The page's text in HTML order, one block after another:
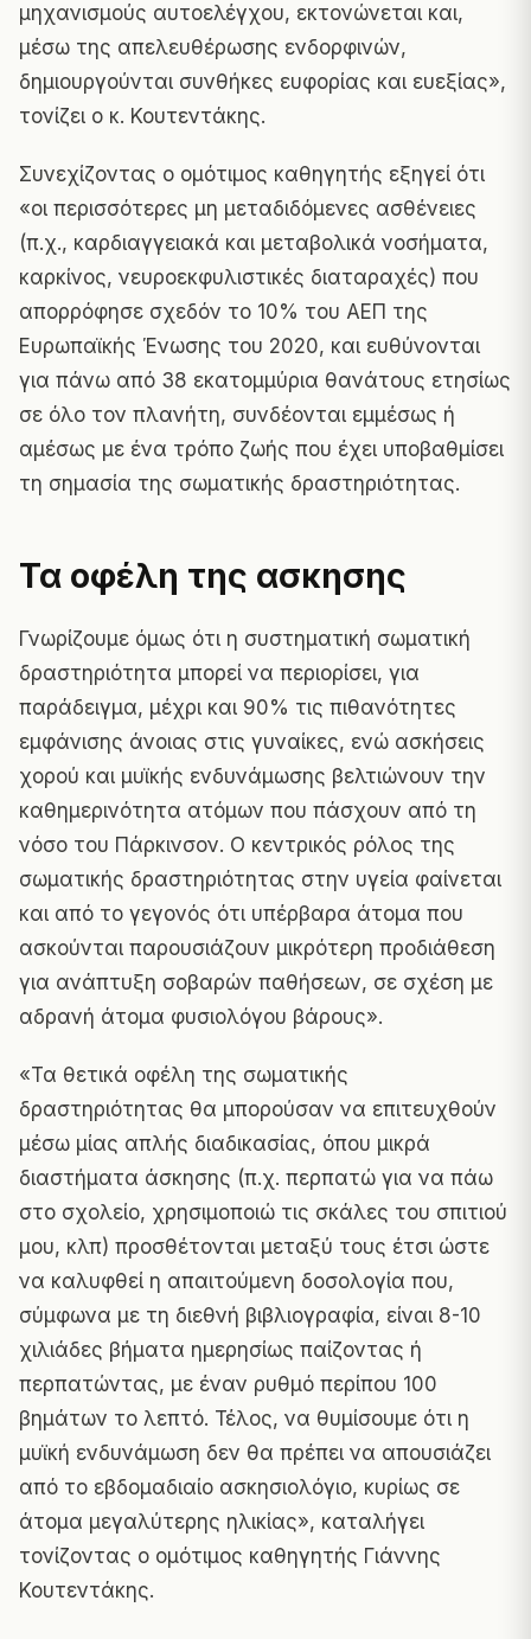
μηχανισμούς αυτοελέγχου, εκτονώνεται και,
μέσω της απελευθέρωσης ενδορφινών,
δημιουργούνται συνθήκες ευφορίας και ευεξίας»,
τονίζει ο κ. Κουτεντάκης.
Συνεχίζοντας ο ομότιμος καθηγητής εξηγεί ότι
«οι περισσότερες μη μεταδιδόμενες ασθένειες
(π.χ., καρδιαγγειακά και μεταβολικά νοσήματα,
καρκίνος, νευροεκφυλιστικές διαταραχές) που
απορρόφησε σχεδόν το 10% του ΑΕΠ της
Ευρωπαϊκής Ένωσης του 2020, και ευθύνονται
για πάνω από 38 εκατομμύρια θανάτους ετησίως
σε όλο τον πλανήτη, συνδέονται εμμέσως ή
αμέσως με ένα τρόπο ζωής που έχει υποβαθμίσει
τη σημασία της σωματικής δραστηριότητας.
Τα οφέλη της ασκησης
Γνωρίζουμε όμως ότι η συστηματική σωματική
δραστηριότητα μπορεί να περιορίσει, για
παράδειγμα, μέχρι και 90% τις πιθανότητες
εμφάνισης άνοιας στις γυναίκες, ενώ ασκήσεις
χορού και μυϊκής ενδυνάμωσης βελτιώνουν την
καθημερινότητα ατόμων που πάσχουν από τη
νόσο του Πάρκινσον. Ο κεντρικός ρόλος της
σωματικής δραστηριότητας στην υγεία φαίνεται
και από το γεγονός ότι υπέρβαρα άτομα που
ασκούνται παρουσιάζουν μικρότερη προδιάθεση
για ανάπτυξη σοβαρών παθήσεων, σε σχέση με
αδρανή άτομα φυσιολόγου βάρους».
«Τα θετικά οφέλη της σωματικής
δραστηριότητας θα μπορούσαν να επιτευχθούν
μέσω μίας απλής διαδικασίας, όπου μικρά
διαστήματα άσκησης (π.χ. περπατώ για να πάω
στο σχολείο, χρησιμοποιώ τις σκάλες του σπιτιού
μου, κλπ) προσθέτονται μεταξύ τους έτσι ώστε
να καλυφθεί η απαιτούμενη δοσολογία που,
σύμφωνα με τη διεθνή βιβλιογραφία, είναι 8-10
χιλιάδες βήματα ημερησίως παίζοντας ή
περπατώντας, με έναν ρυθμό περίπου 100
βημάτων το λεπτό. Τέλος, να θυμίσουμε ότι η
μυϊκή ενδυνάμωση δεν θα πρέπει να απουσιάζει
από το εβδομαδιαίο ασκησιολόγιο, κυρίως σε
άτομα μεγαλύτερης ηλικίας», καταλήγει
τονίζοντας ο ομότιμος καθηγητής Γιάννης
Κουτεντάκης.